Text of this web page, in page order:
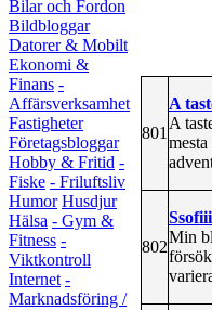
Bilar och Fordon
Bildbloggar
Datorer & Mobilt
Ekonomi &
Finans -
Affärsverksamhet
Fastigheter
Företagsbloggar
Hobby & Fritid -
Fiske - Friluftsliv
Humor Husdjur
Hälsa - Gym &
Fitness -
Viktkontroll
Internet -
Marknadsföring /
801
A
A
802
Ssofiii
Min